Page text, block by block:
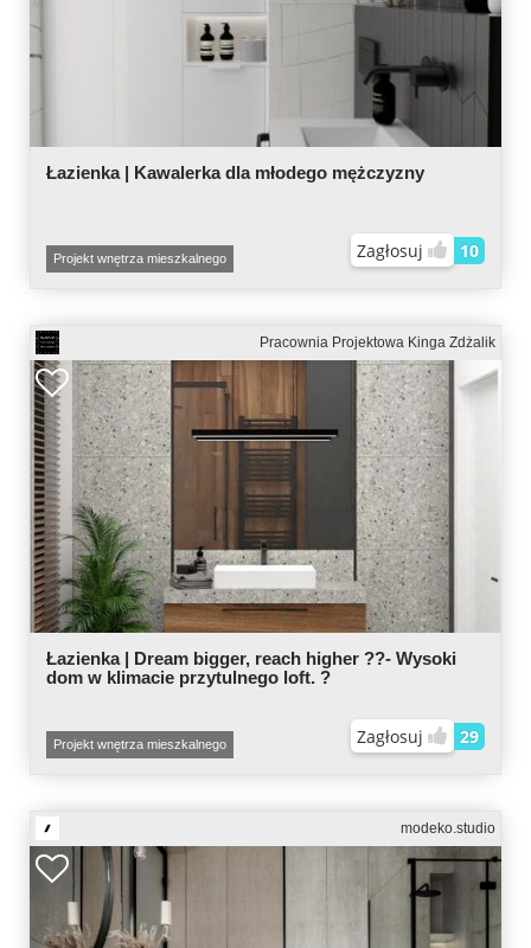
Łazienka | Kawalerka dla młodego mężczyzny
Projekt wnętrza mieszkalnego Zagłosuj 10
Pracownia Projektowa Kinga Zdżalik
Łazienka | Dream bigger, reach higher ??- Wysoki
dom w klimacie przytulnego loft. ?
Projekt wnętrza mieszkalnego Zagłosuj 29
modeko.studio